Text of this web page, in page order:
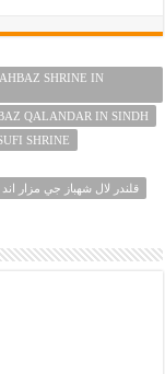
SHRINE IN
QALANDAR IN SINDH
SHRINE
قلندر لال شهباز جي مزار